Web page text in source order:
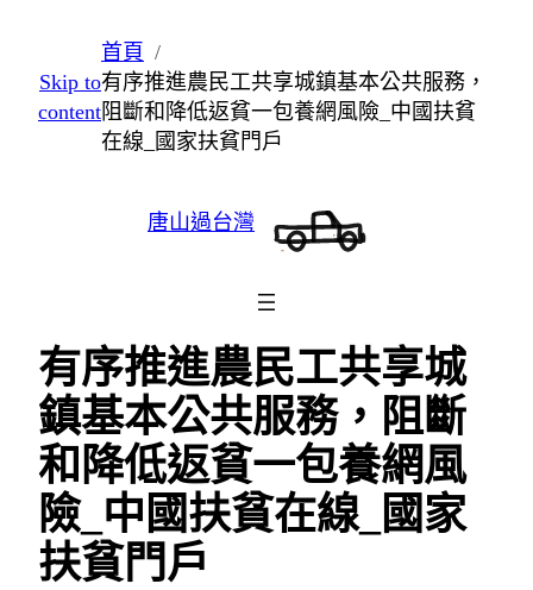
至
主
Skip to
content
首頁
有序推進農民工共享城鎮基本公共服務，
阻斷和降低返貧一包養網風險_中國扶貧
在線_國家扶貧門戶
唐山過台灣
有序推進農民工共享城
鎮基本公共服務，阻斷
和降低返貧一包養網風
險_中國扶貧在線_國家
扶貧門戶